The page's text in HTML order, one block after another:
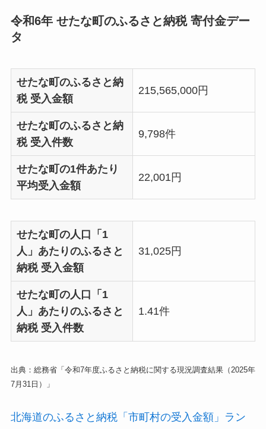
令和6年 せたな町のふるさと納税 寄付金デー
タ
せたな町のふるさと納
税 受入金額
215,565,000円
せたな町のふるさと納
税 受入件数
9,798件
せたな町の1件あたり
平均受入金額
22,001円
せたな町の人口「1
人」あたりのふるさと
納税 受入金額
31,025円
せたな町の人口「1
人」あたりのふるさと
納税 受入件数
1.41件
出典：総務省「令和7年度ふるさと納税に関する現況調査結果（2025年
7月31日）」
北海道のふるさと納税「市町村の受入金額」ラン